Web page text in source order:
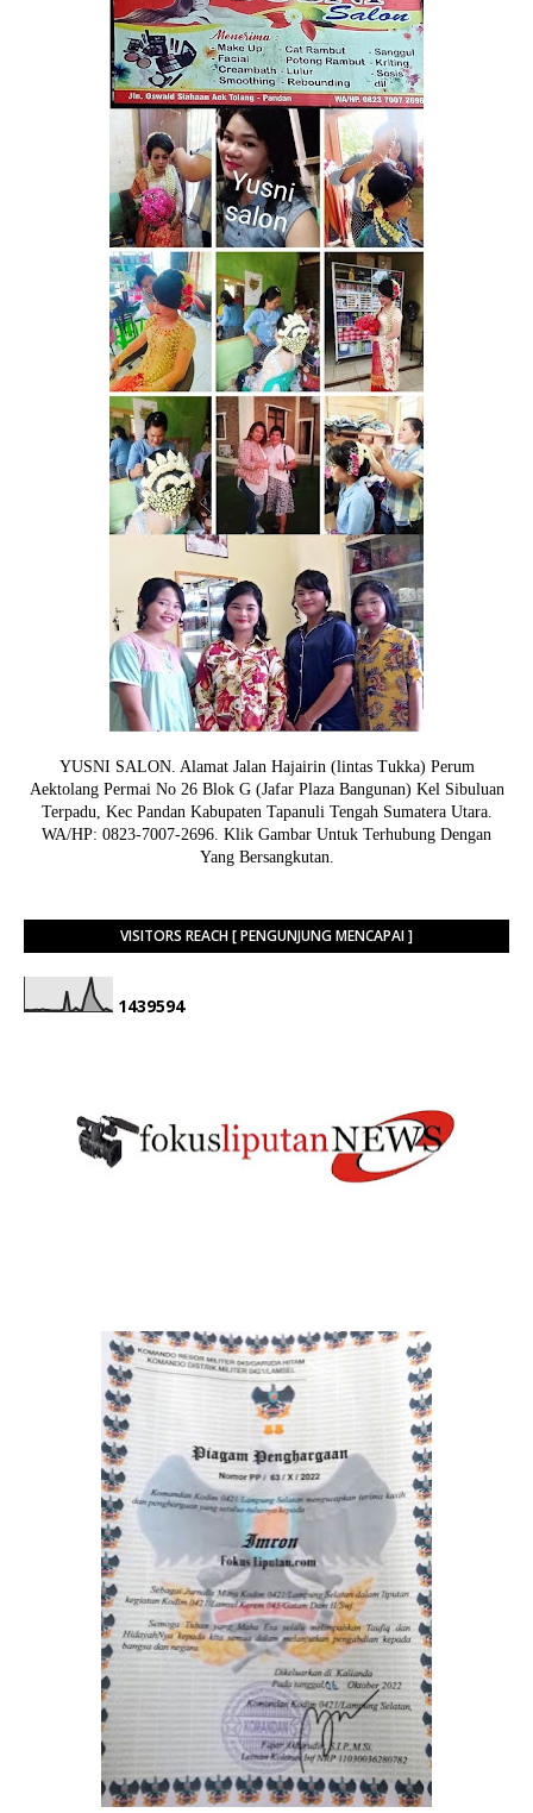
YUSNI SALON. Alamat Jalan Hajairin (lintas Tukka) Perum
Aektolang Permai No 26 Blok G (Jafar Plaza Bangunan) Kel Sibuluan
Terpadu, Kec Pandan Kabupaten Tapanuli Tengah Sumatera Utara.
WA/HP: 0823-7007-2696. Klik Gambar Untuk Terhubung Dengan
Yang Bersangkutan.
VISITORS REACH [ PENGUNJUNG MENCAPAI ]
1439594